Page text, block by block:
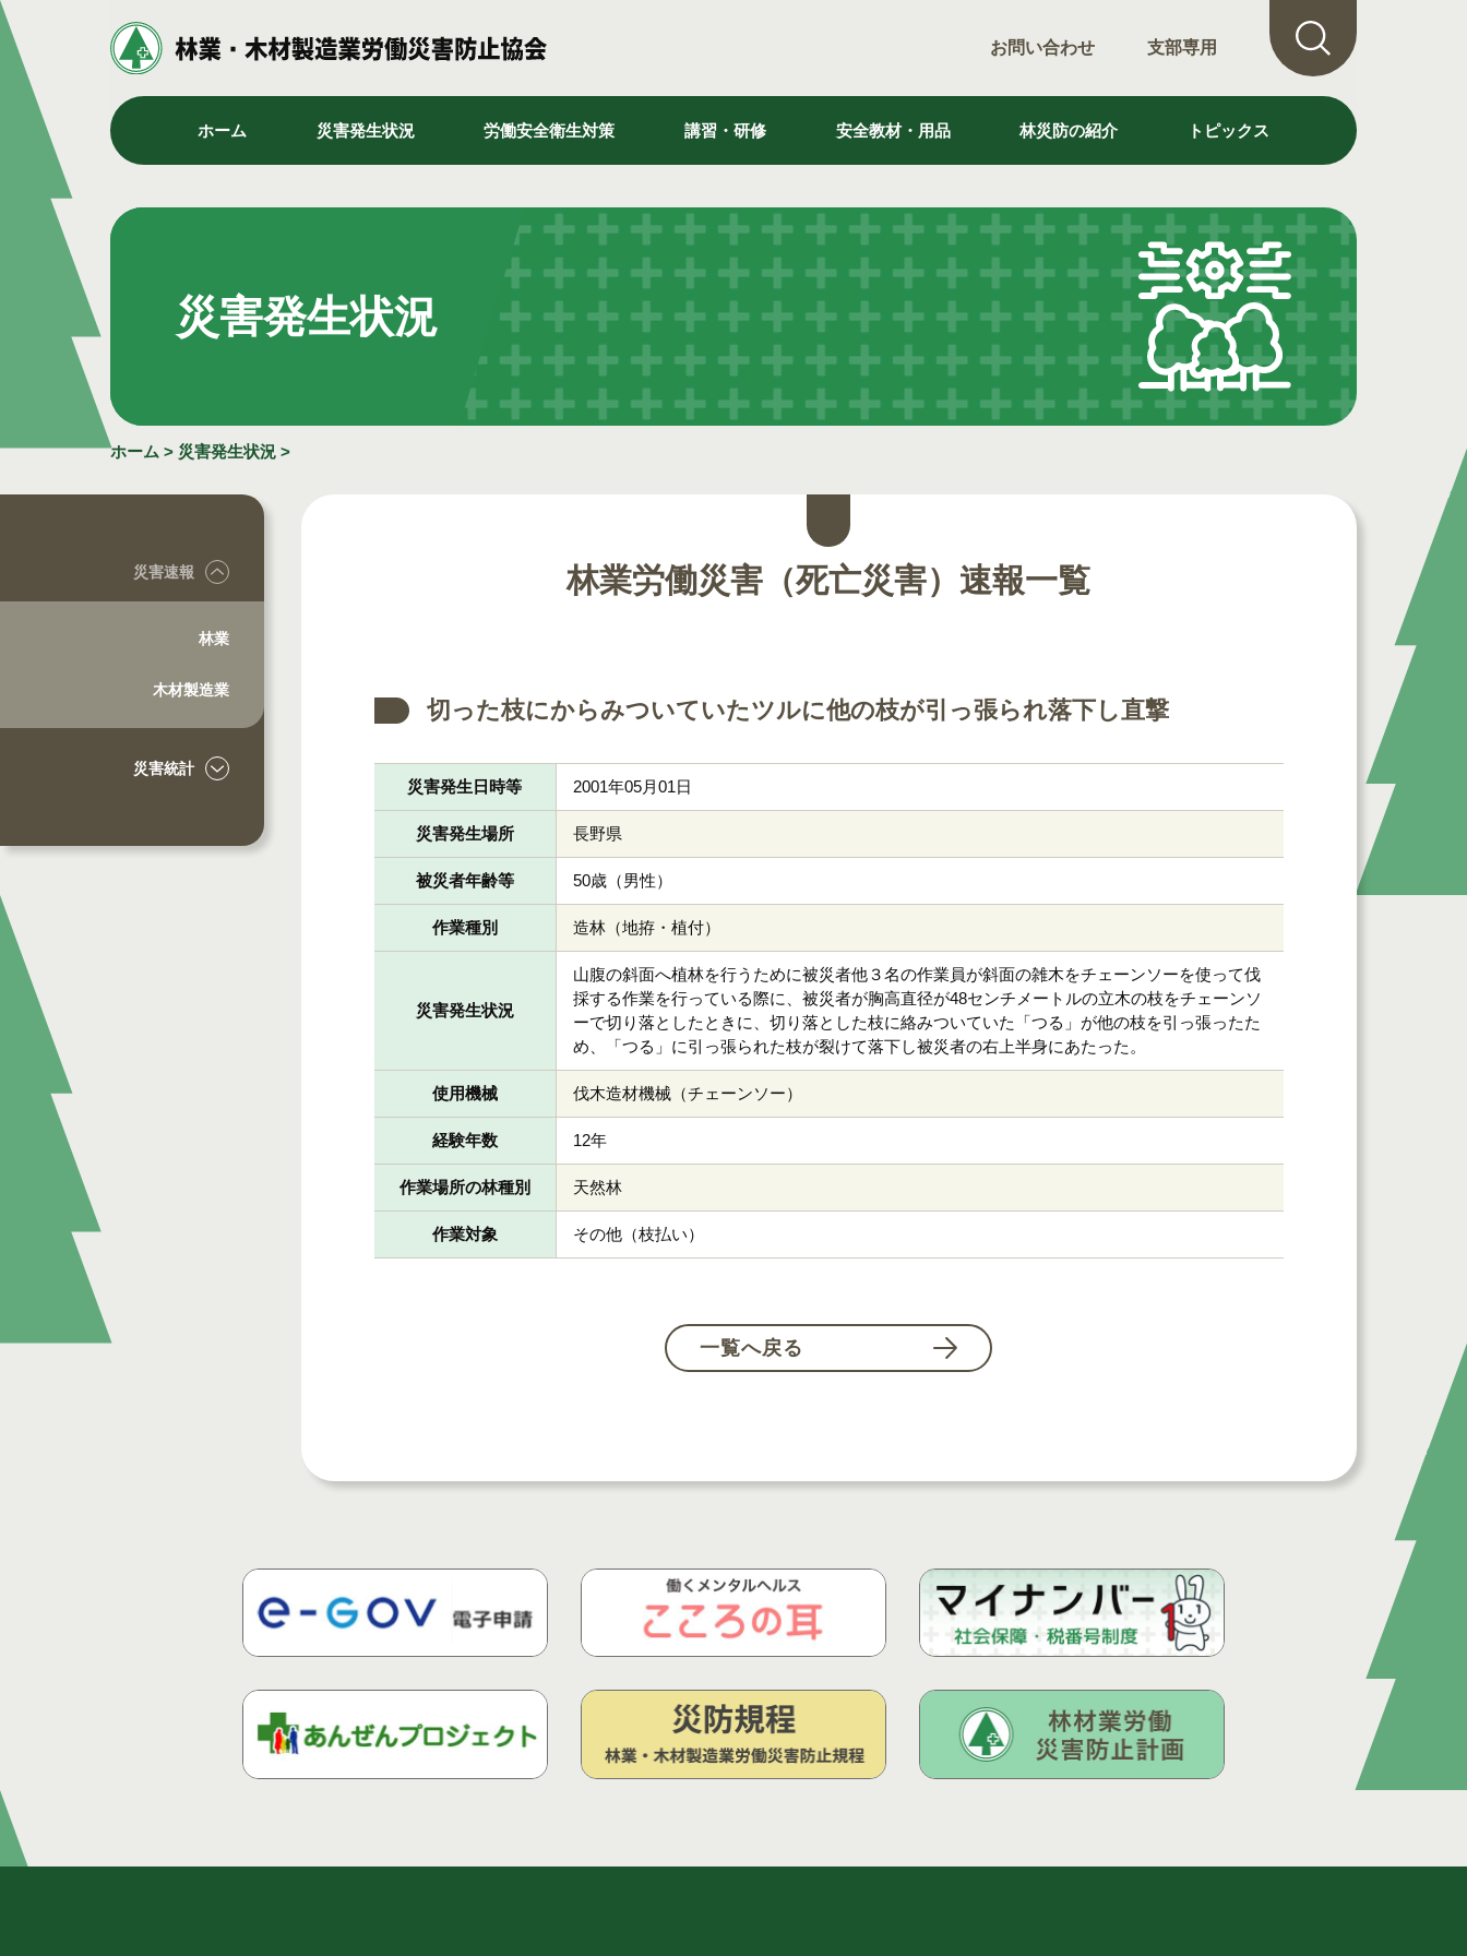
お問い合わせ 支部専用
ホーム 災害発生状況 労働安全衛生対策 講習・研修 安全教材・用品 林災防の紹介 トピックス
災害発生状況
ホーム > 災害発生状況>
災害速報
林業
木材製造業
災害統計
林業労働災害（死亡災害）速報一覧
切った枝にからみついていたツルに他の枝が引っ張られ落下し直撃
災害発生日時等 2001年05月01日
災害発生場所 長野県
被災者年齢等 50歳（男性）
作業種別 造林（地拵・植付）
災害発生状況
山腹の斜面へ植林を行うために被災者他３名の作業員が斜面の雑木をチェーンソーを使って伐
採する作業を行っている際に、被災者が胸高直径が48センチメートルの立木の枝をチェーンソ
ーで切り落としたときに、切り落とした枝に絡みついていた「つる」が他の枝を引っ張ったた
め、「つる」に引っ張られた枝が裂けて落下し被災者の右上半身にあたった。
使用機械 伐木造材機械（チェーンソー）
経験年数 12年
作業場所の林種別 天然林
作業対象 その他（枝払い）
一覧へ戻る